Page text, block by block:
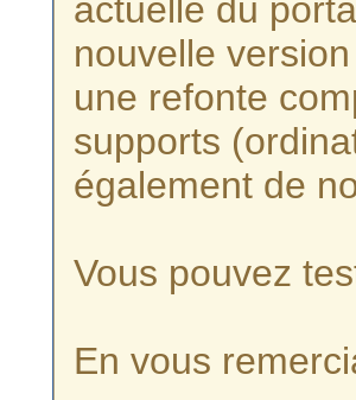
actuelle du
nouvelle
une refonte
supports
également de
Vous pouvez
En vous